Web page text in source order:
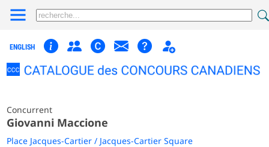
ENGLISH
Concurrent
Giovanni Maccione
Place Jacques-Cartier / Jacques-Cartier Square